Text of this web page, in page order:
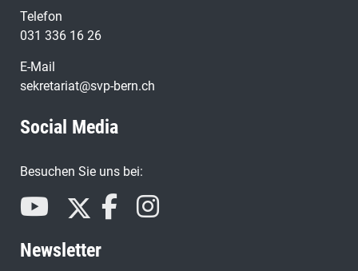
Telefon
031 336 16 26
E-Mail
sekretariat@svp-bern.ch
Social Media
Besuchen Sie uns bei:
Newsletter